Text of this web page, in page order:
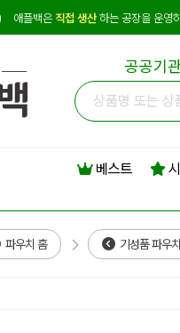
애플백은 직접 생산하는 공장을 운영
공공기
베스트
파우치 홈 기성품 파우치